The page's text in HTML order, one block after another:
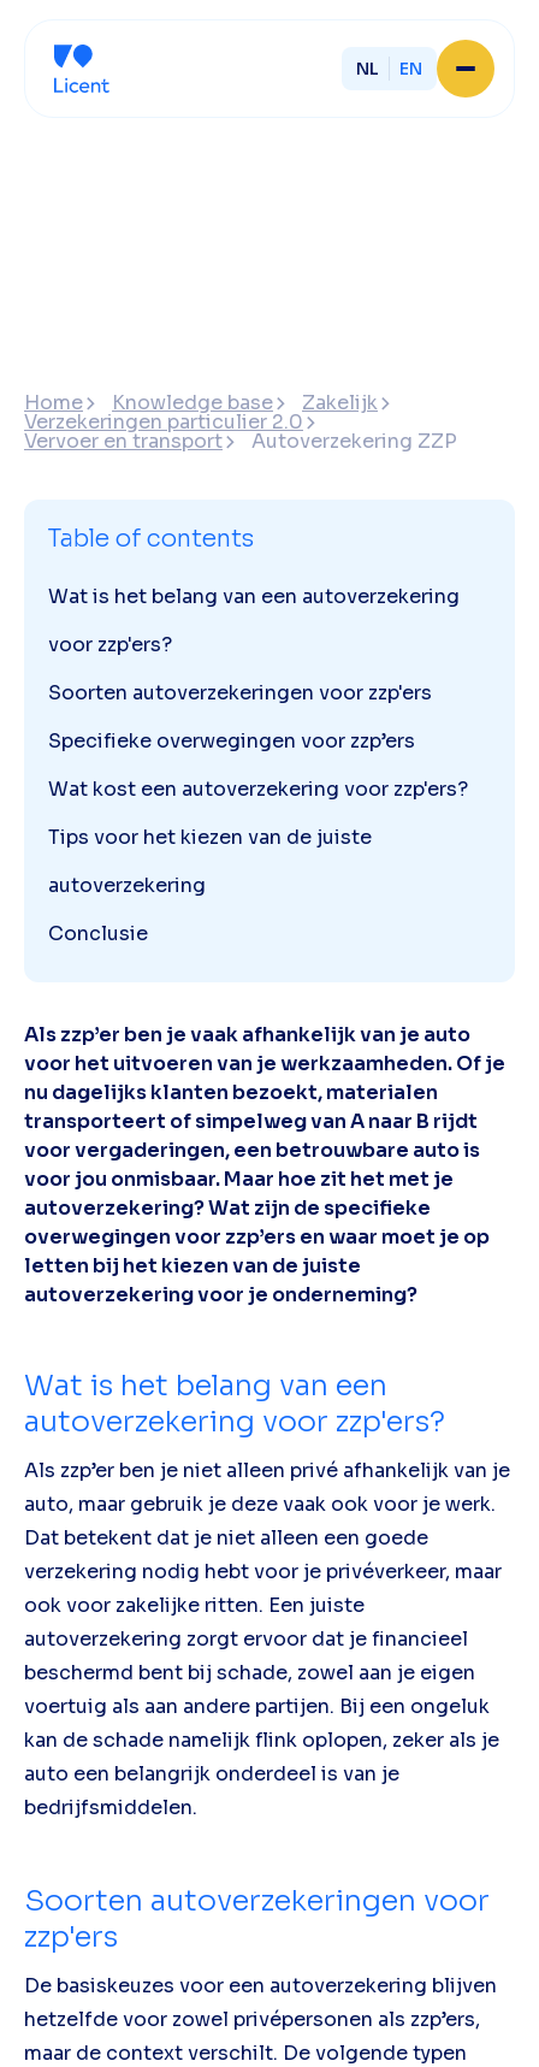
NL EN
Home
Knowledge base Zakelijk
Verzekeringen particulier 2.0
Vervoer en transport Autoverzekering ZZP
Als zzp’er ben je vaak afhankelijk van je auto
voor het uitvoeren van je werkzaamheden. Of je
nu dagelijks klanten bezoekt, materialen
transporteert of simpelweg van A naar B rijdt
voor vergaderingen, een betrouwbare auto is
voor jou onmisbaar. Maar hoe zit het met je
autoverzekering? Wat zijn de specifieke
overwegingen voor zzp’ers en waar moet je op
letten bij het kiezen van de juiste
autoverzekering voor je onderneming?
Wat is het belang van een
autoverzekering voor zzp'ers?
Als zzp’er ben je niet alleen privé afhankelijk van je
auto, maar gebruik je deze vaak ook voor je werk.
Dat betekent dat je niet alleen een goede
verzekering nodig hebt voor je privéverkeer, maar
ook voor zakelijke ritten. Een juiste
autoverzekering zorgt ervoor dat je financieel
beschermd bent bij schade, zowel aan je eigen
voertuig als aan andere partijen. Bij een ongeluk
kan de schade namelijk flink oplopen, zeker als je
auto een belangrijk onderdeel is van je
bedrijfsmiddelen.
Soorten autoverzekeringen voor
zzp'ers
De basiskeuzes voor een autoverzekering blijven
hetzelfde voor zowel privépersonen als zzp’ers,
maar de context verschilt. De volgende typen
Table of contents
Wat is het belang van een autoverzekering
voor zzp'ers?
Soorten autoverzekeringen voor zzp'ers
Specifieke overwegingen voor zzp’ers
Wat kost een autoverzekering voor zzp'ers?
Tips voor het kiezen van de juiste
autoverzekering
Conclusie